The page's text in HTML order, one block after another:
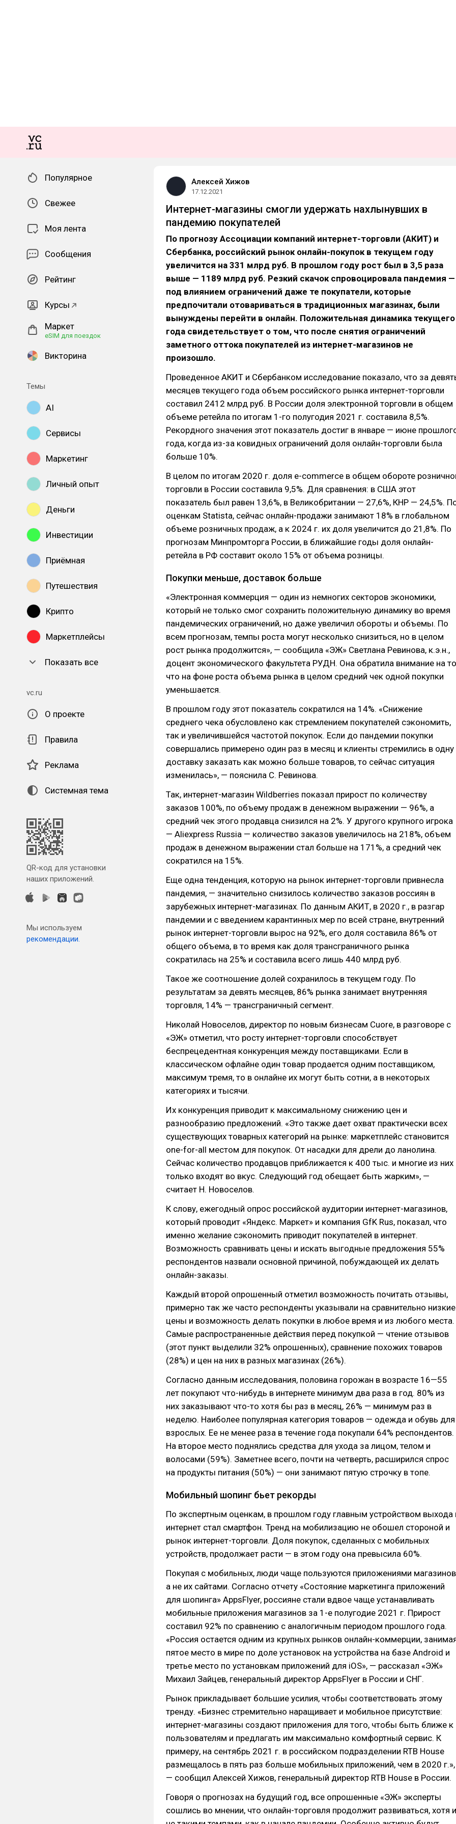
Популярное
Свежее
Моя лента
Сообщения
Рейтинг
Курсы
Маркет
eSIM для поездок
Викторина
Темы
AI
Сервисы
Маркетинг
Личный опыт
Деньги
Инвестиции
Приёмная
Путешествия
Крипто
Маркетплейсы
Показать все
vc.ru
О проекте
Правила
Реклама
Системная тема
QR-код для установки
наших приложений.
Мы используем
рекомендации.
Алексей Хижов
17.12.2021
Интернет-магазины смогли удержать нахлынувших в
пандемию покупателей
По прогнозу Ассоциации компаний интернет-торговли (АКИТ) и
Сбербанка, российский рынок онлайн-покупок в текущем году
увеличится на 331 млрд руб. В прошлом году рост был в 3,5 раза
выше — 1189 млрд руб. Резкий скачок спровоцировала пандемия —
под влиянием ограничений даже те покупатели, которые
предпочитали отовариваться в традиционных магазинах, были
вынуждены перейти в онлайн. Положительная динамика текущего
года свидетельствует о том, что после снятия ограничений
заметного оттока покупателей из интернет-магазинов не
произошло.
Проведенное АКИТ и Сбербанком исследование показало, что за
месяцев текущего года объем российского рынка интернет-торговли
составил 2412 млрд руб. В России доля электронной торговли в общем
объеме ретейла по итогам 1-го полугодия 2021 г. составила 8,5%.
Рекордного значения этот показатель достиг в январе — июне
года, когда из-за ковидных ограничений доля онлайн-торговли была
больше 10%.
В целом по итогам 2020 г. доля e-commerce в общем обороте
торговли в России составила 9,5%. Для сравнения: в США этот
показатель был равен 13,6%, в Великобритании — 27,6%, КНР — 24,5%.
оценкам Statista, сейчас онлайн-продажи занимают 18% в глобальном
объеме розничных продаж, а к 2024 г. их доля увеличится до 21,8%. По
прогнозам Минпромторга России, в ближайшие годы доля онлайн-
ретейла в РФ составит около 15% от объема розницы.
Покупки меньше, доставок больше
«Электронная коммерция — один из немногих секторов экономики,
который не только смог сохранить положительную динамику во время
пандемических ограничений, но даже увеличил обороты и объемы. По
всем прогнозам, темпы роста могут несколько снизиться, но в целом
рост рынка продолжится», — сообщила «ЭЖ» Светлана Ревинова, к.э.н.,
доцент экономического факультета РУДН. Она обратила внимание на
что на фоне роста объема рынка в целом средний чек одной покупки
уменьшается.
В прошлом году этот показатель сократился на 14%. «Снижение
среднего чека обусловлено как стремлением покупателей сэкономить,
так и увеличившейся частотой покупок. Если до пандемии покупки
совершались примерено один раз в месяц и клиенты стремились в одну
доставку заказать как можно больше товаров, то сейчас ситуация
изменилась», — пояснила С. Ревинова.
Так, интернет-магазин Wildberries показал прирост по количеству
заказов 100%, по объему продаж в денежном выражении — 96%, а
средний чек этого продавца снизился на 2%. У другого крупного игрока
— Aliexpress Russia — количество заказов увеличилось на 218%, объем
продаж в денежном выражении стал больше на 171%, а средний чек
сократился на 15%.
Еще одна тенденция, которую на рынок интернет-торговли привнесла
пандемия, — значительно снизилось количество заказов россиян в
зарубежных интернет-магазинах. По данным АКИТ, в 2020 г., в разгар
пандемии и с введением карантинных мер по всей стране, внутренний
рынок интернет-торговли вырос на 92%, его доля составила 86% от
общего объема, в то время как доля трансграничного рынка
сократилась на 25% и составила всего лишь 440 млрд руб.
Такое же соотношение долей сохранилось в текущем году. По
результатам за девять месяцев, 86% рынка занимает внутренняя
торговля, 14% — трансграничный сегмент.
Николай Новоселов, директор по новым бизнесам Cuore, в разговоре с
«ЭЖ» отметил, что росту интернет-торговли способствует
беспрецедентная конкуренция между поставщиками. Если в
классическом офлайне один товар продается одним поставщиком,
максимум тремя, то в онлайне их могут быть сотни, а в некоторых
категориях и тысячи.
Их конкуренция приводит к максимальному снижению цен и
разнообразию предложений. «Это также дает охват практически всех
существующих товарных категорий на рынке: маркетплейс становится
one-for-all местом для покупок. От насадки для дрели до ланолина.
Сейчас количество продавцов приближается к 400 тыс. и многие из них
только входят во вкус. Следующий год обещает быть жарким», —
считает Н. Новоселов.
К слову, ежегодный опрос российской аудитории интернет-магазинов,
который проводит «Яндекс. Маркет» и компания GfK Rus, показал, что
именно желание сэкономить приводит покупателей в интернет.
Возможность сравнивать цены и искать выгодные предложения 55%
респондентов назвали основной причиной, побуждающей их делать
онлайн-заказы.
Каждый второй опрошенный отметил возможность почитать отзывы,
примерно так же часто респонденты указывали на сравнительно низкие
цены и возможность делать покупки в любое время и из любого места.
Самые распространенные действия перед покупкой — чтение отзывов
(этот пункт выделили 32% опрошенных), сравнение похожих товаров
(28%) и цен на них в разных магазинах (26%).
Согласно данным исследования, половина горожан в возрасте 16—55
лет покупают что-нибудь в интернете минимум два раза в год. 80% из
них заказывают что-то хотя бы раз в месяц, 26% — минимум раз в
неделю. Наиболее популярная категория товаров — одежда и обувь для
взрослых. Ее не менее раза в течение года покупали 64% респондентов.
На второе место поднялись средства для ухода за лицом, телом и
волосами (59%). Заметнее всего, почти на четверть, расширился спрос
на продукты питания (50%) — они занимают пятую строчку в топе.
Мобильный шопинг бьет рекорды
По экспертным оценкам, в прошлом году главным устройством выхода
интернет стал смартфон. Тренд на мобилизацию не обошел стороной и
рынок интернет-торговли. Доля покупок, сделанных с мобильных
устройств, продолжает расти — в этом году она превысила 60%.
Покупая с мобильных, люди чаще пользуются приложениями
а не их сайтами. Согласно отчету «Состояние маркетинга приложений
для шопинга» AppsFlyer, россияне стали вдвое чаще устанавливать
мобильные приложения магазинов за 1-е полугодие 2021 г. Прирост
составил 92% по сравнению с аналогичным периодом прошлого года.
«Россия остается одним из крупных рынков онлайн-коммерции,
пятое место в мире по доле установок на устройства на базе Android и
третье место по установкам приложений для iOS», — рассказал «ЭЖ»
Михаил Зайцев, генеральный директор AppsFlyer в России и СНГ.
Рынок прикладывает большие усилия, чтобы соответствовать этому
тренду. «Бизнес стремительно наращивает и мобильное присутствие:
интернет-магазины создают приложения для того, чтобы быть ближе к
пользователям и предлагать им максимально комфортный сервис. К
примеру, на сентябрь 2021 г. в российском подразделении RTB House
размещалось в пять раз больше мобильных приложений, чем в 2020 г.»,
— сообщил Алексей Хижов, генеральный директор RTB House в России.
Говоря о прогнозах на будущий год, все опрошенные «ЭЖ» эксперты
сошлись во мнении, что онлайн-торговля продолжит развиваться, хотя и